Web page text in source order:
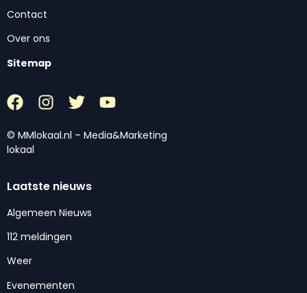
Contact
Over ons
Sitemap
© MMlokaal.nl – Media&Marketing
lokaal
Laatste nieuws
Algemeen Nieuws
112 meldingen
Weer
Evenementen